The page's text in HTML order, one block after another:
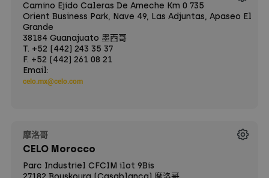
Camino Ejido Caleras De Ameche Km 0 735
Orient Business Park, Nave 49, Las Adjuntas, Apaseo El
Grande
38184 Guanajuato 墨西哥
T. +52 (442) 243 35 37
F. +52 (442) 261 08 21
Email:
celo.mx@celo.com
摩洛哥
CELO Morocco
Parc Industriel CFCIM ilot 9Bis